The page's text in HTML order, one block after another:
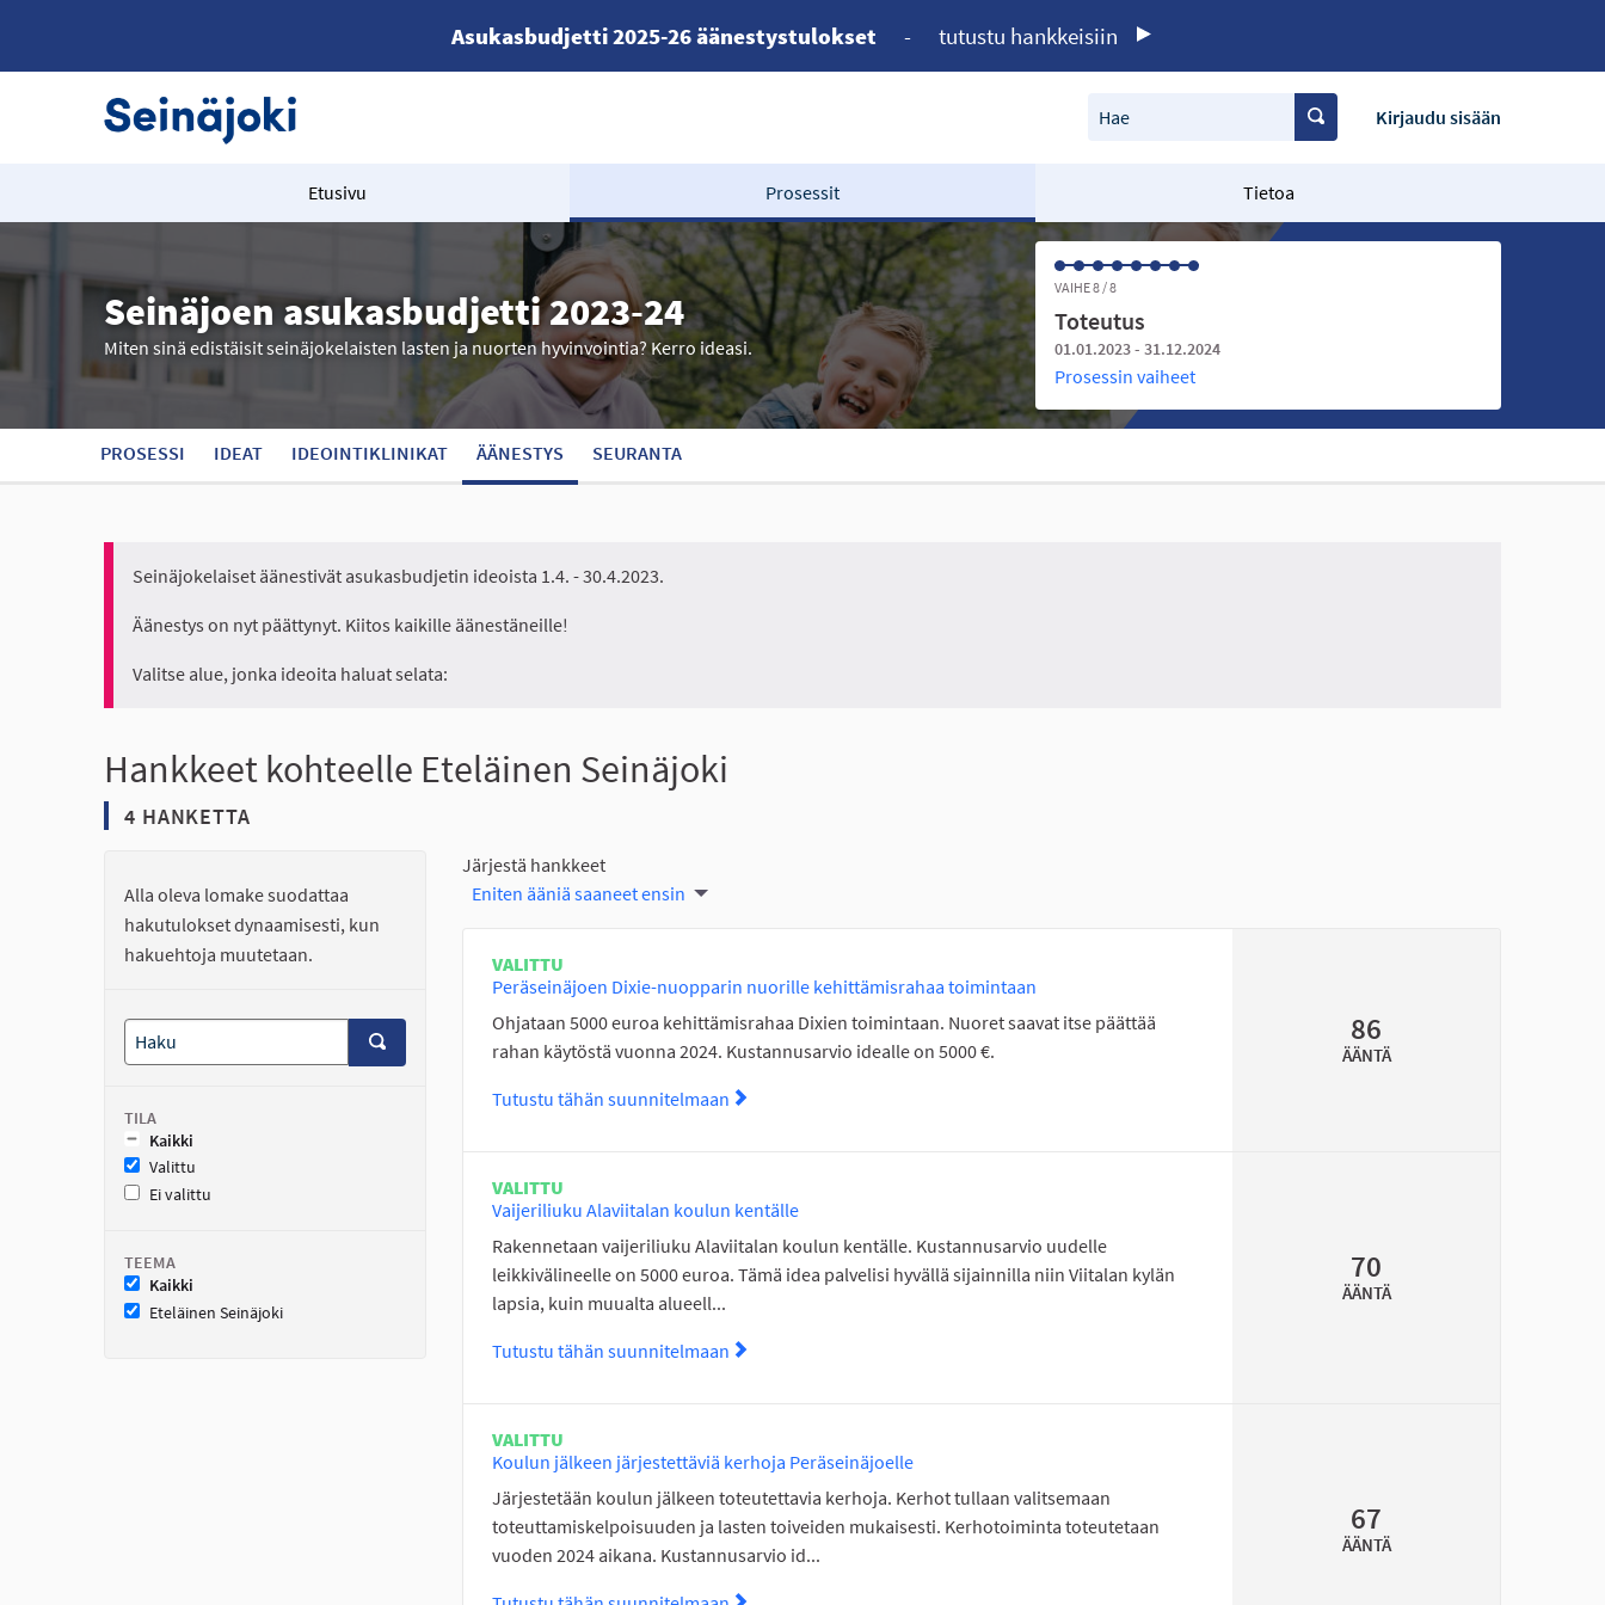
Asukasbudjetti 2025-26 äänestystulokset - tutustu hankkeisiin
Hae Kirjaudu sisään
Etusivu Prosessit Tietoa
Seinäjoen asukasbudjetti 2023-24
Miten sinä edistäisit seinäjokelaisten lasten ja nuorten hyvinvointia? Kerro ideasi.
VAIHE 8 / 8
Toteutus
01.01.2023 - 31.12.2024
Prosessin vaiheet
PROSESSI IDEAT IDEOINTIKLINIKAT ÄÄNESTYS SEURANTA
Seinäjokelaiset äänestivät asukasbudjetin ideoista 1.4. - 30.4.2023.
Äänestys on nyt päättynyt. Kiitos kaikille äänestäneille!
Valitse alue, jonka ideoita haluat selata:
Hankkeet kohteelle Eteläinen Seinäjoki
4 HANKETTA
Alla oleva lomake suodattaa
hakutulokset dynaamisesti, kun
hakuehtoja muutetaan.
TILA
Kaikki
Valittu
Ei valittu
TEEMA
Kaikki
Eteläinen Seinäjoki
Järjestä hankkeet
Eniten ääniä saaneet ensin
VALITTU
Peräseinäjoen Dixie-nuopparin nuorille kehittämisrahaa toimintaan
Ohjataan 5000 euroa kehittämisrahaa Dixien toimintaan. Nuoret saavat itse päättää
rahan käytöstä vuonna 2024. Kustannusarvio idealle on 5000 €.
Tutustu tähän suunnitelmaan
86
ÄÄNTÄ
VALITTU
Vaijeriliuku Alaviitalan koulun kentälle
Rakennetaan vaijeriliuku Alaviitalan koulun kentälle. Kustannusarvio uudelle
leikkivälineelle on 5000 euroa. Tämä idea palvelisi hyvällä sijainnilla niin Viitalan kylän
lapsia, kuin muualta alueell...
Tutustu tähän suunnitelmaan
70
ÄÄNTÄ
VALITTU
Koulun jälkeen järjestettäviä kerhoja Peräseinäjoelle
Järjestetään koulun jälkeen toteutettavia kerhoja. Kerhot tullaan valitsemaan
toteuttamiskelpoisuuden ja lasten toiveiden mukaisesti. Kerhotoiminta toteutetaan
vuoden 2024 aikana. Kustannusarvio id...
67
ÄÄNTÄ